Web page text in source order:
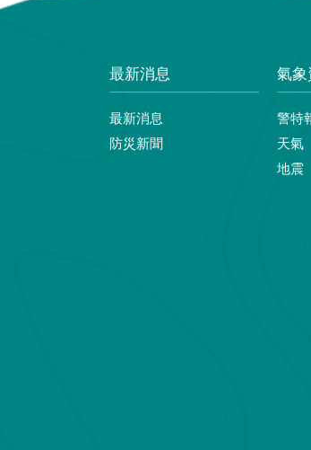
最新消息
最新消息
防災新聞
氣象
警特
天氣
地震